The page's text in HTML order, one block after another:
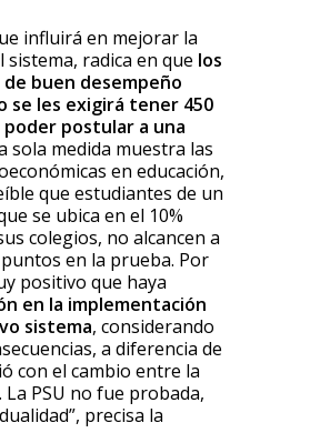
influirá en mejorar la
sistema, radica en que los
buen desempeño
se les exigirá tener 450
postular a una
sola medida muestra las
en educación,
que estudiantes de un
se ubica en el 10%
colegios, no alcancen a
en la prueba. Por
positivo que haya
en la implementación
sistema, considerando
a diferencia de
con el cambio entre la
La PSU no fue probada,
precisa la